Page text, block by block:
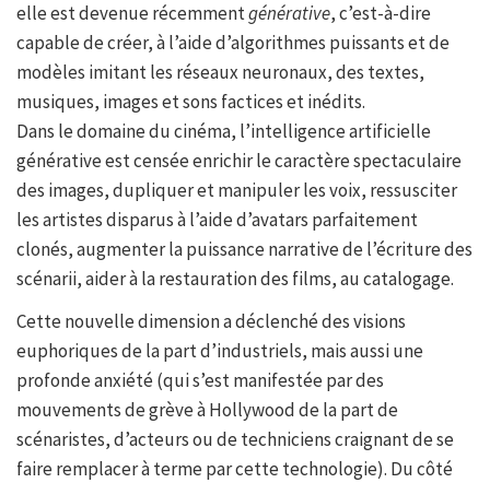
elle est devenue récemmentgénérative, c’est-à-dire
capable de créer, à l’aide d’algorithmes puissants et de
modèles imitant les réseaux neuronaux, des textes,
musiques, images et sons factices et inédits.
Dans le domaine du cinéma, l’intelligence artificielle
générative est censée enrichir le caractère spectaculaire
des images, dupliquer et manipuler les voix, ressusciter
les artistes disparus à l’aide d’avatars parfaitement
clonés, augmenter la puissance narrative de l’écriture des
scénarii, aider à la restauration des films, au catalogage.
Cette nouvelle dimension a déclenché des visions
euphoriques de la part d’industriels, mais aussi une
profonde anxiété (qui s’est manifestée par des
mouvements de grève à Hollywood de la part de
scénaristes, d’acteurs ou de techniciens craignant de se
faire remplacer à terme par cette technologie). Du côté